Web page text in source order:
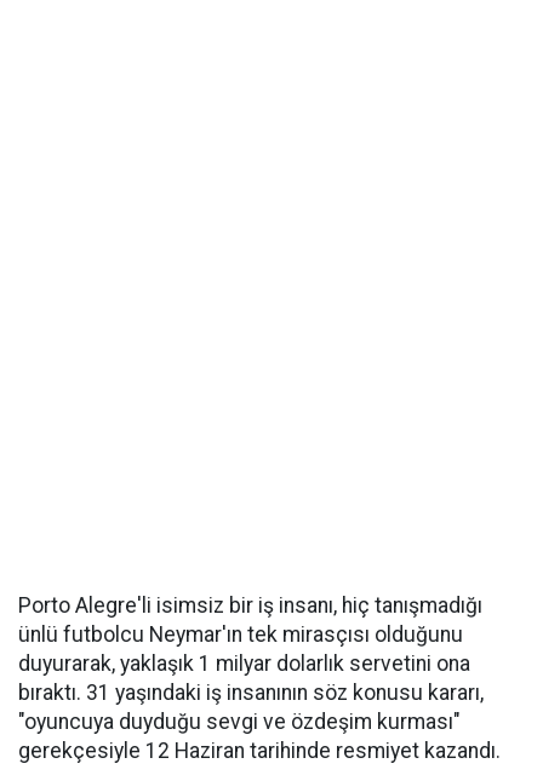
Porto Alegre'li isimsiz bir iş insanı, hiç tanışmadığı
ünlü futbolcu Neymar'ın tek mirasçısı olduğunu
duyurarak, yaklaşık 1 milyar dolarlık servetini ona
bıraktı. 31 yaşındaki iş insanının söz konusu kararı,
"oyuncuya duyduğu sevgi ve özdeşim kurması"
gerekçesiyle 12 Haziran tarihinde resmiyet kazandı.